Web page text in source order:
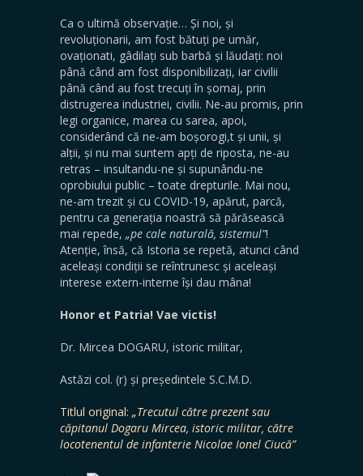
Ca o ultimă observație… Și noi, și
revoluționarii, am fost bătuți pe umăr,
ovaționati, gâdilați sub barbă și lăudați: noi
până când am fost disponibilizați, iar civilii
până când au fost trecuți în șomaj, prin
distrugerea industriei, civilii. Ne-au promis, prin
legi organice, marea cu sarea, apoi,
considerând că ne-am boșorogi,t și unii, și
alții, și nu mai suntem apți de riposta, ne-au
retras – insultandu-ne și supunându-ne
oprobiului public – toate drepturile. Mai nou,
ne-am trezit și cu COVID-19, apărut, parcă,
pentru ca generația noastră să părăsească
mai repede, „pe cale naturală, sistemul”!
Atenție, însă, că Istoria se repetă, atunci când
aceleași condiții se reîntrunesc și aceleași
interese extern-interne își dau mâna!
Honor et Patria! Vae victis!
Dr. Mircea DOGARU, istoric militar,
Astăzi col. (r) și președintele S.C.M.D.
Titlul original: „Trecutul către prezent sau
căpitanul Dogaru Mircea, istoric militar, către
locotenentul de infanterie Nicolae Ionel Ciucă”